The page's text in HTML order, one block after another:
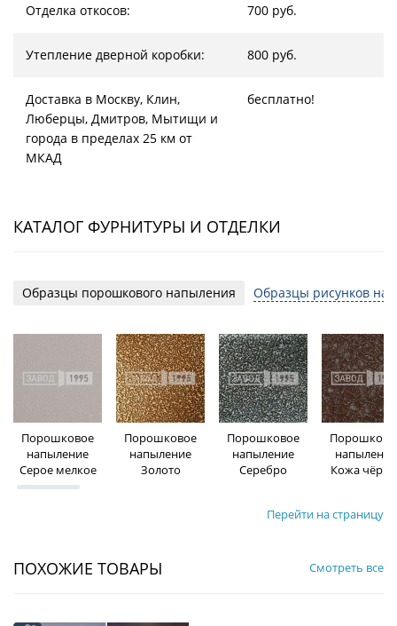
Отделка откосов: 700 руб.
Утепление дверной коробки: 800 руб.
Доставка в Москву, Клин,
Люберцы, Дмитров, Мытищи и
города в пределах 25 км от
МКАД
бесплатно!
КАТАЛОГ ФУРНИТУРЫ И ОТДЕЛКИ
Образцы порошкового напыления Образцы рисунков на
Порошковое
напыление
Серое мелкое
Порошковое
напыление
Золото
Порошковое
напыление
Серебро
напыление
Кожа
Перейти на страницу
ПОХОЖИЕ ТОВАРЫ Смотреть все